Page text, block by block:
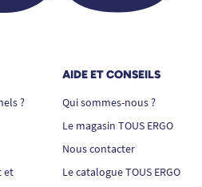
?
et
AIDE ET CONSEILS
Qui sommes-nous ?
Le magasin TOUS ERGO
Nous contacter
Le catalogue TOUS ERGO